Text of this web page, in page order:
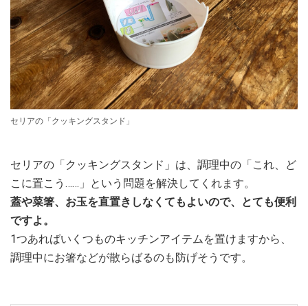
セリアの「クッキングスタンド」
セリアの「クッキングスタンド」は、調理中の「これ、ど
こに置こう……」という問題を解決してくれます。
蓋や菜箸、お玉を直置きしなくてもよいので、とても便利
ですよ。
1つあればいくつものキッチンアイテムを置けますから、
調理中にお箸などが散らばるのも防げそうです。